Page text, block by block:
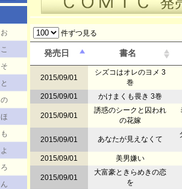
お
こ
そ
と
の
ほ
も
よ
ろ
ん
件ずつ見る
発売日 書名
2015/09/01
シズコはオレのヨメ 3
巻
2015/09/01
かけまくも畏き 3巻
2015/09/01
誘惑のシークと囚われ
の花嫁
2015/09/01 あなたが見えなくて
2015/09/01 美男嫌い
2015/09/01
大富豪ときらめきの恋
を